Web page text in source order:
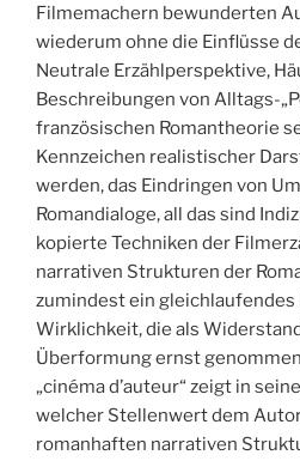
Filmemachern bewunderten
wiederum ohne die Einflüsse
Neutrale Erzählperspektive,
Beschreibungen von Alltags-
französischen Romantheorie
Kennzeichen realistischer
werden, das Eindringen von
Romandialoge, all das sind
kopierte Techniken der
narrativen Strukturen der
zumindest ein gleichlaufendes
Wirklichkeit, die als
Überformung ernst
„cinéma d’auteur“ zeigt in
welcher Stellenwert dem
romanhaften narrativen